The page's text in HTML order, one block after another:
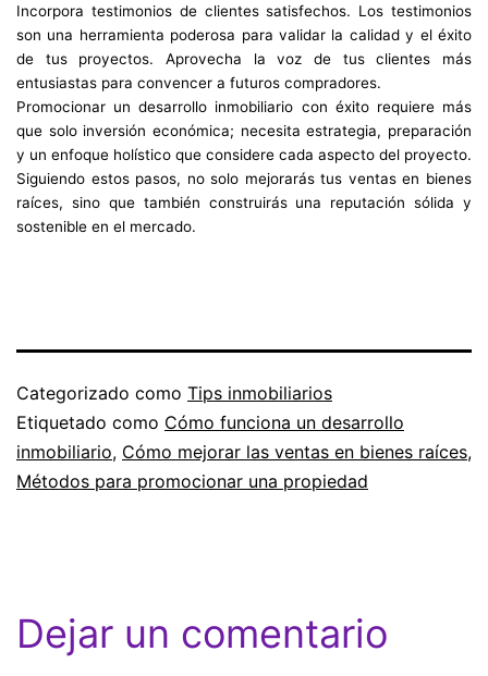
Incorpora testimonios de clientes satisfechos. Los testimonios
son una herramienta poderosa para validar la calidad y el éxito
de tus proyectos. Aprovecha la voz de tus clientes más
entusiastas para convencer a futuros compradores.
Promocionar un desarrollo inmobiliario con éxito requiere más
que solo inversión económica; necesita estrategia, preparación
y un enfoque holístico que considere cada aspecto del proyecto.
Siguiendo estos pasos, no solo mejorarás tus ventas en bienes
raíces, sino que también construirás una reputación sólida y
sostenible en el mercado.
Categorizado como Tips inmobiliarios
Etiquetado como Cómo funciona un desarrollo
inmobiliario, Cómo mejorar las ventas en bienes raíces,
Métodos para promocionar una propiedad
Dejar un comentario